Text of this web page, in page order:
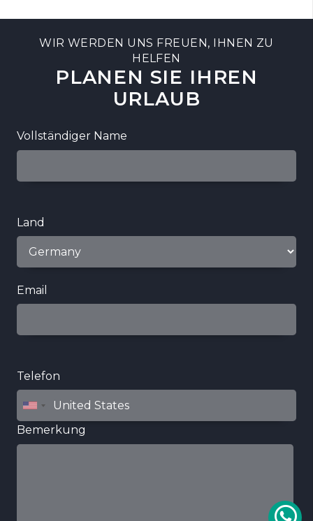
WIR WERDEN UNS FREUEN, IHNEN ZU
HELFEN
PLANEN SIE IHREN
URLAUB
Vollständiger Name
Land
Email
Telefon
Bemerkung